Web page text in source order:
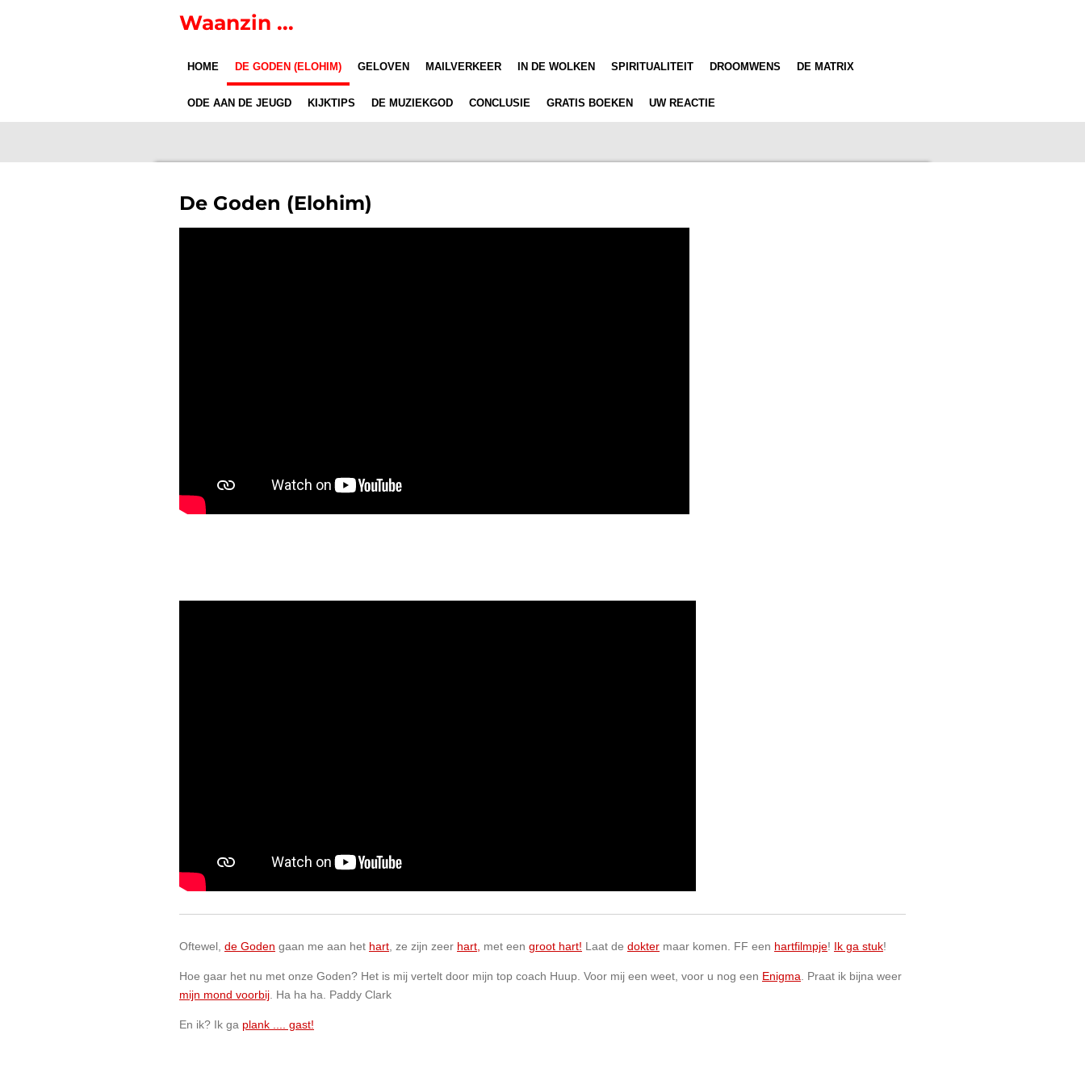
Waanzin ...
HOME DE GODEN (ELOHIM) GELOVEN MAILVERKEER IN DE WOLKEN SPIRITUALITEIT DROOMWENS DE MATRIX
ODE AAN DE JEUGD KIJKTIPS DE MUZIEKGOD CONCLUSIE GRATIS BOEKEN UW REACTIE
De Goden (Elohim)
Oftewel, de Goden gaan me aan het hart , ze zijn zeer hart, met een groot hart! Laat de dokter maar komen. FF een hartfilmpje! Ik ga stuk!
Hoe gaar het nu met onze Goden? Het is mij vertelt door mijn top coach Huup. Voor mij een weet, voor u nog een Enigma . Praat ik bijna weer
mijn mond voorbij . Ha ha ha. Paddy Clark
En ik? Ik ga plank .... gast!